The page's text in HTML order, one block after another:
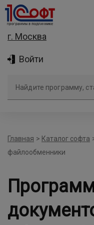
г. Москва
Войти
Главная > Каталог софта
файлообменники